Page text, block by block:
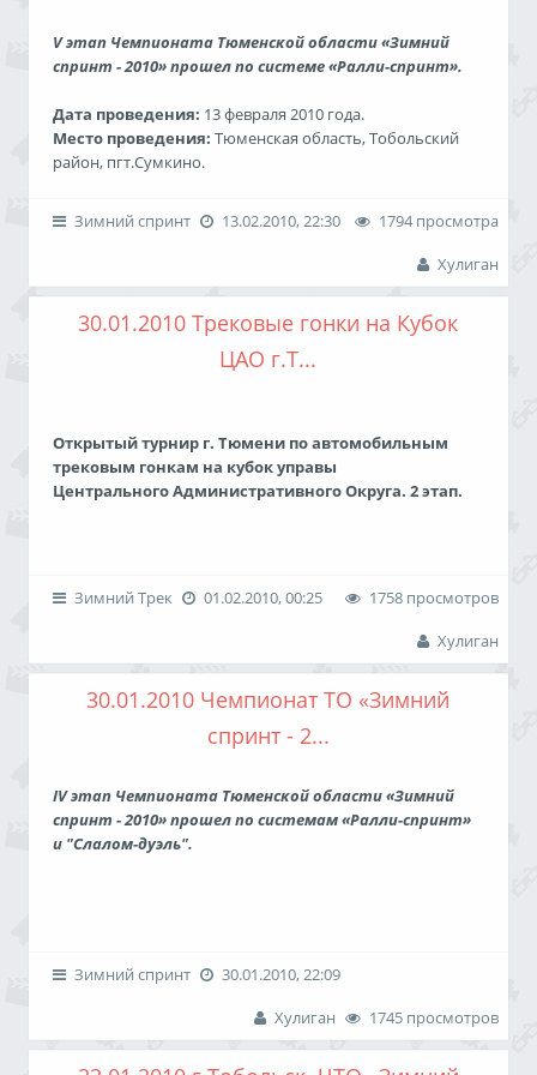
1. Тараданов Евгений
2. Филиппов Влад/Пономаренко Олег
3. Зизюлина Анна
"Командный зачет”
1. Команда "ТЦВВМ"
1. Пимнев Вячеслав
2. Беззубов Павел
Полные результаты кросса
3 Филиппов Влад/Пономаренко Олег
1 Бодягин Павел/Мозоль Евгений
2 Викулов Евгений/Серебрянский Анатолий
3 Афанасьев Алексей
Тюнинг:
3 Прокопьев Сергей
Полный привод:
1 Ермолаев Павел/Будников Виталий
Спорт:
1 Худатов Руслан/Худатов Рашид
2 Кокорин Алексей
3 Автомоторспорт
Подробные результаты Отчет
V этап Чемпионата Тюменской области «Зимний
спринт - 2010» прошел по системе «Ралли-спринт».
Дата проведения: 13 февраля 2010 года.
Место проведения: Тюменская область, Тобольский
район, пгт.Сумкино.
Победители:
Подробные результаты Отчет Обсуждение
Зимний спринт 13.02.2010, 22:30
1794 просмотра
Хулиган
30.01.2010 Трековые гонки на Кубок
ЦАО г.Т...
Открытый турнир г. Тюмени по автомобильным
трековым гонкам на кубок управы
Центрального Административного Округа. 2 этап.
Дата проведения: 30 января 2010 года
Россия, г. Тюмень, Автодром
«Культ», оз. Алебашево.
Победители:
Зимний Трек 01.02.2010, 00:25
1758 просмотров
Хулиган
30.01.2010 Чемпионат ТО «Зимний
спринт - 2...
IV этап Чемпионата Тюменской области «Зимний
спринт - 2010» прошел по системам «Ралли-спринт»
и "Слалом-дуэль".
Место проведения:
«Культ», оз. Алебашево.
Зимний спринт
30.01.2010, 22:09
1745 просмотров
Хулиган